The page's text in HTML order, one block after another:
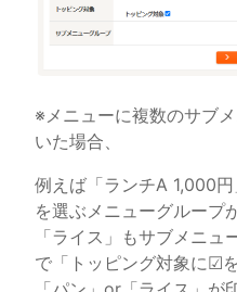
※メニューに複数のサブ
いた場合、
例えば「ランチA 1,000
を選ぶメニューグループ
「ライス」もサブメニ
で「トッピング対象に☑